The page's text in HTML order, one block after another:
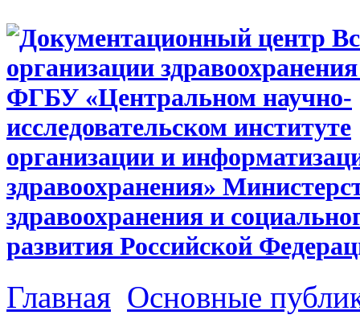
Главная Основные